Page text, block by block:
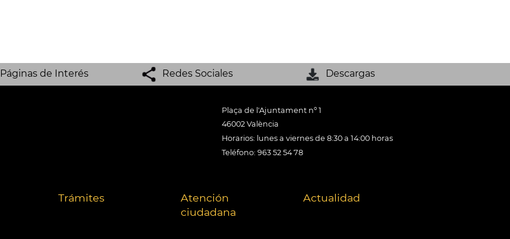
Páginas de Interés Redes Sociales Descargas
Plaça de l'Ajuntament nº 1
46002 València
Horarios: lunes a viernes de 8:30 a 14:00 horas
Teléfono: 963 52 54 78
Trámites
Atención
ciudadana
Actualidad